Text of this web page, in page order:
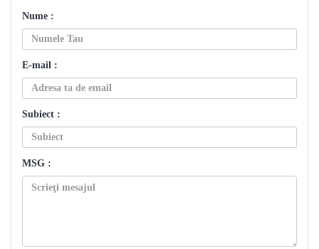
Nume :
E-mail :
Subiect :
MSG :